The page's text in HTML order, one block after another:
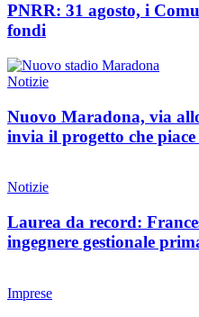
PNRR: 31 agosto, i
fondi
Notizie
Nuovo Maradona, via
invia il progetto che piace
Notizie
Laurea da record:
ingegnere gestionale
Imprese